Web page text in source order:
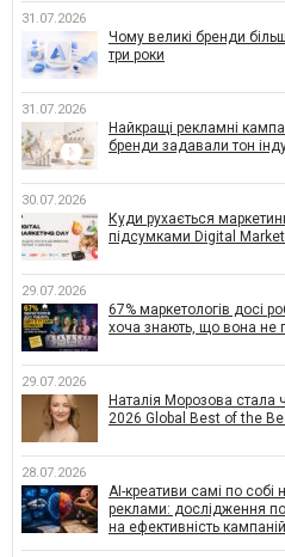
31.07.2026
Чому великі бренди
три роки
31.07.2026
Найкращі рекламні
бренди задавали тон
30.07.2026
Куди рухається
підсумками Digital
29.07.2026
67% маркетологів досі
хоча знають, що вона не
29.07.2026
Наталія Морозова стала
2026 Global Best of the
28.07.2026
AI-креативи самі по собі
реклами: дослідження
на ефективність кампаній